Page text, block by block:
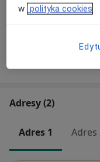
300 zł Szczegóły
Adresy (2)
Adres 1 Adres
w polityka cookies